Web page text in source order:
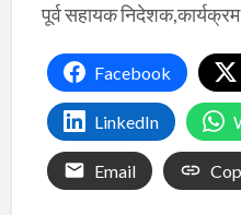
पूर्व सहायक
Facebook
LinkedIn
Email